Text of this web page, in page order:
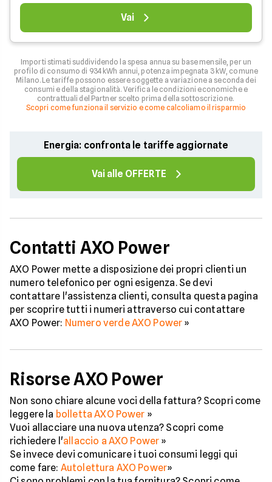
Vai
Importi stimati suddividendo la spesa annua su base mensile, per un
profilo di consumo di 934 kWh annui, potenza impegnata 3 kW, comune
Milano. Le tariffe possono essere soggette a variazione a seconda dei
consumi e della stagionalità. Verifica le condizioni economiche e
contrattuali del Partner scelto prima della sottoscrizione.
Scopri come funziona il servizio e come calcoliamo il risparmio
Energia: confronta le tariffe aggiornate
Vai alle OFFERTE
Contatti AXO Power
AXO Power mette a disposizione dei propri clienti un
numero telefonico per ogni esigenza. Se devi
contattare l'assistenza clienti, consulta questa pagina
per scoprire tutti i numeri attraverso cui contattare
AXO Power: Numero verde AXO Power »
Risorse AXO Power
Non sono chiare alcune voci della fattura? Scopri come
leggere la bolletta AXO Power »
Vuoi allacciare una nuova utenza? Scopri come
richiedere l'allaccio a AXO Power »
Se invece devi comunicare i tuoi consumi leggi qui
come fare: Autolettura AXO Power»